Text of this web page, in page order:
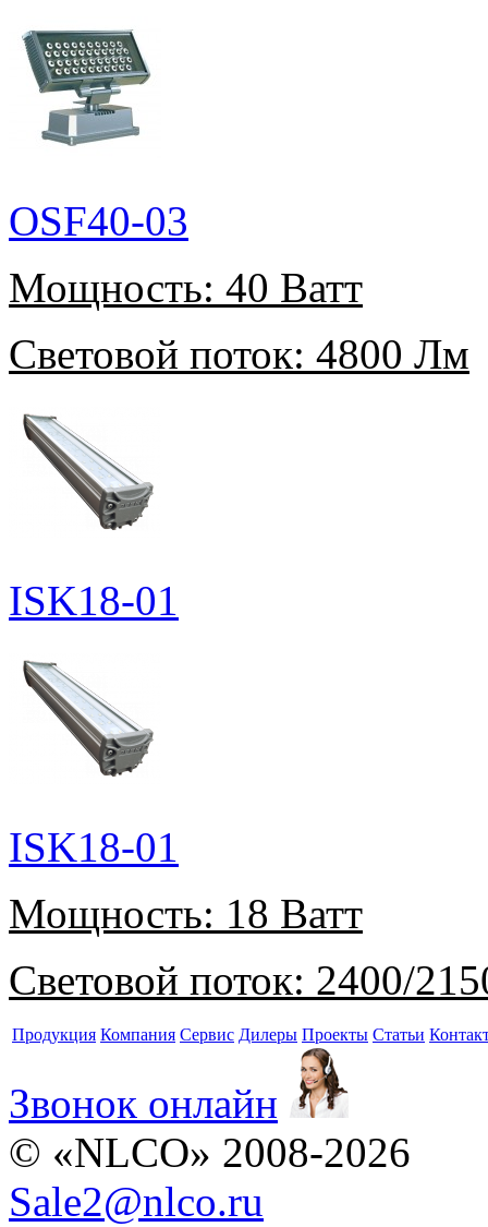
OSF40-03
Мощность: 40 Ватт
Световой поток: 4800 Лм
ISK18-01
ISK18-01
Мощность: 18 Ватт
Световой поток: 2400/
Продукция Компания Сервис Дилеры Проекты Статьи
Звонок онлайн
© «NLCO» 2008-2026
Sale2@nlco.ru